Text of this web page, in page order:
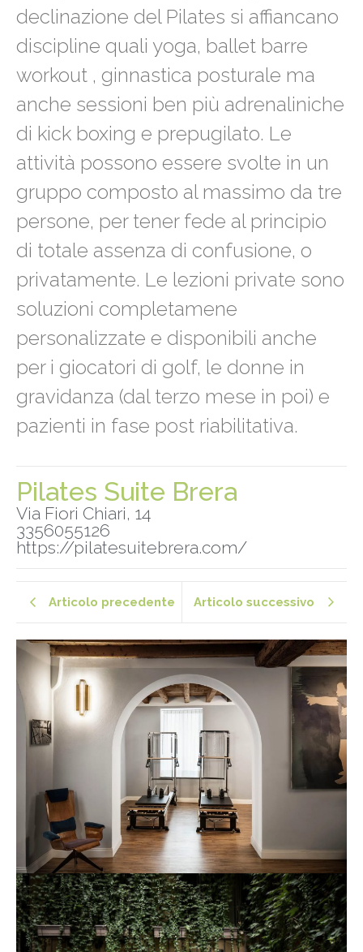
declinazione del Pilates si affiancano
discipline quali yoga, ballet barre
workout , ginnastica posturale ma
anche sessioni ben più adrenaliniche
di kick boxing e prepugilato. Le
attività possono essere svolte in un
gruppo composto al massimo da tre
persone, per tener fede al principio
di totale assenza di confusione, o
privatamente. Le lezioni private sono
soluzioni completamene
personalizzate e disponibili anche
per i giocatori di golf, le donne in
gravidanza (dal terzo mese in poi) e
pazienti in fase post riabilitativa.
Pilates Suite Brera
Via Fiori Chiari, 14
3356055126
https://pilatesuitebrera.com/
Articolo precedente Articolo successivo